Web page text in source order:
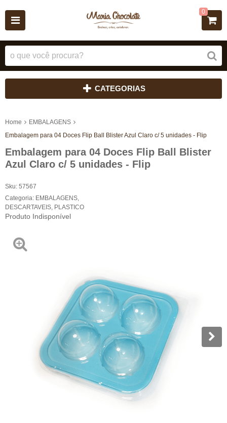
0
CATEGORIAS
Home
EMBALAGENS
Embalagem para 04 Doces Flip Ball Blister Azul Claro c/ 5 unidades - Flip
Embalagem para 04 Doces Flip Ball Blister
Azul Claro c/ 5 unidades - Flip
Sku: 57567
Categoria: EMBALAGENS
DESCARTAVEIS PLASTICO
Produto Indisponível